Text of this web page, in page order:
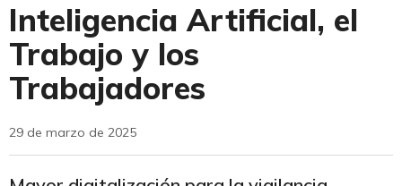
Inteligencia Artificial, el
Trabajo y los
Trabajadores
29 de marzo de 2025